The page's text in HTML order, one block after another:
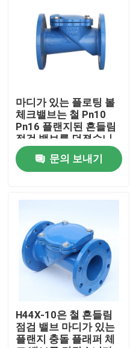
제품
우리에 대하여
공장 여행
품질 관리
경우
부드러운 밀봉 문짝 밸브
레질리언트 시트 문짝 밸브
탄력 있는 자리 문짝 밸브
마디가 있는 플로팅 볼
체크밸브는 철 Pn10
Pn16 플랜지된 흔들림
점검 밸브를 던졌습니
다
문의 보내기
H44X-10은 철 흔들림
점검 밸브 마디가 있는
플랜지 충돌 플래퍼 체